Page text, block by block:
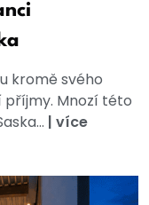
kromě svého
Mnozí této
| více